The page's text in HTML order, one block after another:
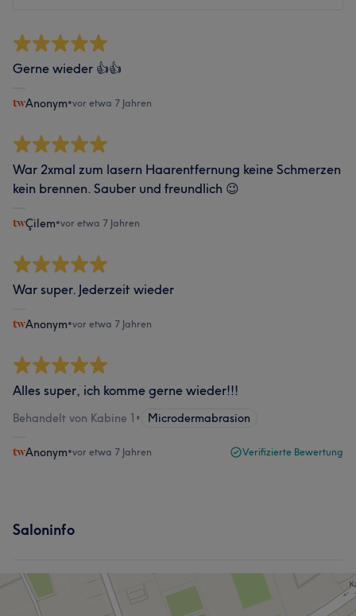
Gerne wieder 👍👍
Anonym•vor etwa 7 Jahren
War 2xmal zum lasern Haarentfernung keine Schmerzen
kein brennen. Sauber und freundlich 😉
Çilem•vor etwa 7 Jahren
War super. Jederzeit wieder
Anonym•vor etwa 7 Jahren
Alles super, ich komme gerne wieder!!!
Behandelt von Kabine 1 • Microdermabrasion
Anonym•vor etwa 7 Jahren Verifizierte Bewertung
Saloninfo